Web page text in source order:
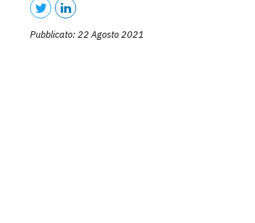
Pubblicato: 22 Agosto 2021